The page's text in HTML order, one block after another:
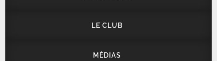
LE CLUB
MÉDIAS